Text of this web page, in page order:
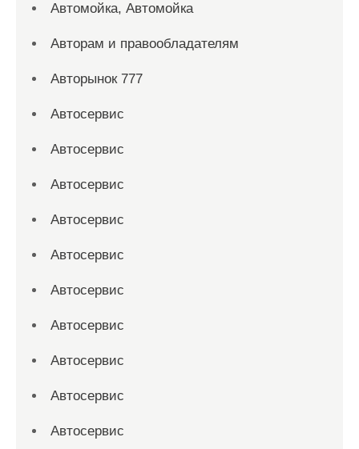
Автомойка, Автомойка
Авторам и правообладателям
Авторынок 777
Автосервис
Автосервис
Автосервис
Автосервис
Автосервис
Автосервис
Автосервис
Автосервис
Автосервис
Автосервис